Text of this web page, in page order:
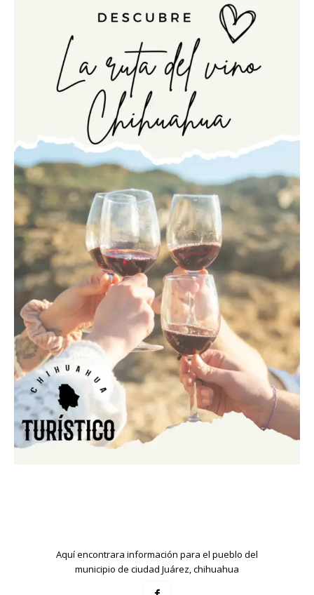
Aquí encontrara información para el pueblo del
municipio de ciudad Juárez, chihuahua